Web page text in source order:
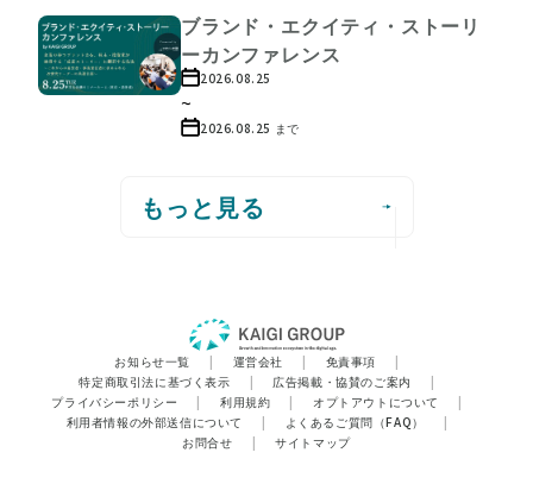
ブランド・エクイティ・ストーリ
ーカンファレンス
2026.08.25
~
2026.08.25 まで
もっと見る
お知らせ一覧 | 運営会社 | 免責事項
|
特定商取引法に基づく表示
| 広告掲載・協賛のご案内
|
プライバシーポリシー
| 利用規約 | オプトアウトについて
|
利用者情報の外部送信について
| よくあるご質問（FAQ）
|
お問合せ
| サイトマップ